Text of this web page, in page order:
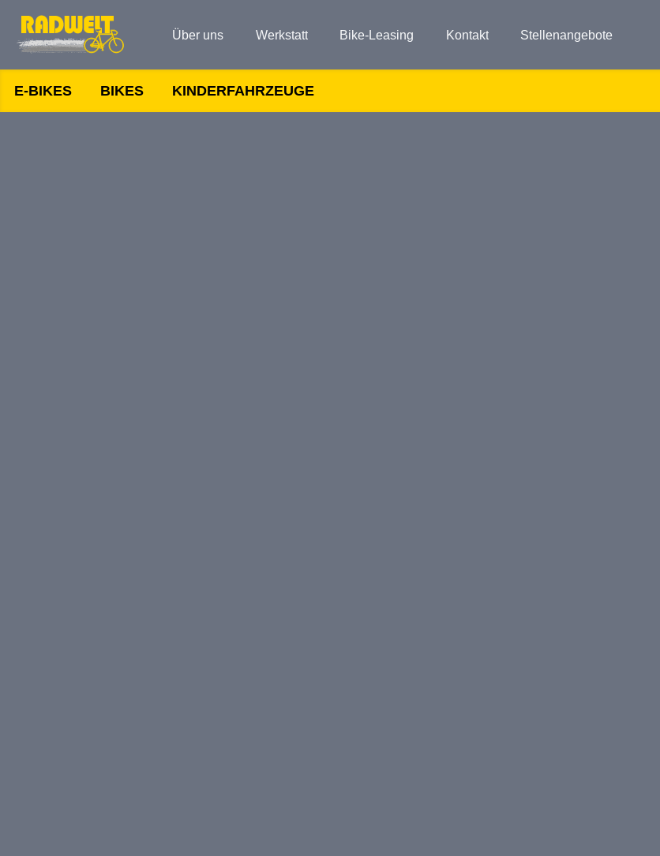
Über uns Werkstatt Bike-Leasing Kontakt Stellenangebote
E-BIKES BIKES KINDERFAHRZEUGE